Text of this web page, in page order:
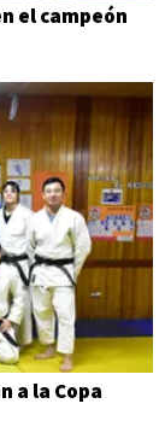
el campeón
a la Copa